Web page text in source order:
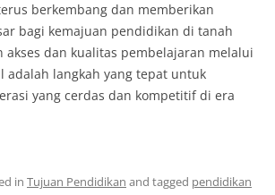
berkembang dan memberikan
bagi kemajuan pendidikan di tanah
akses dan kualitas pembelajaran melalui
adalah langkah yang tepat untuk
yang cerdas dan kompetitif di era
in Tujuan Pendidikan and tagged pendidikan